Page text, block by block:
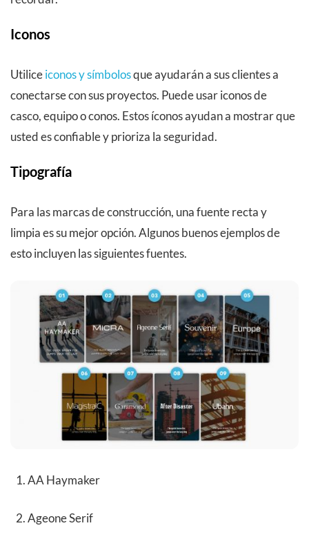
Iconos
Utiliceiconos y símbolosque ayudarán a sus clientes a
conectarse con sus proyectos. Puede usar iconos de
casco, equipo o conos. Estos íconos ayudan a mostrar que
usted es confiable y prioriza la seguridad.
Tipografía
Para las marcas de construcción, una fuente recta y
limpia es su mejor opción. Algunos buenos ejemplos de
esto incluyen las siguientes fuentes.
AA Haymaker
Ageone Serif